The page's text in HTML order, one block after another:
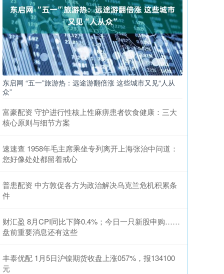
东启网 “五一”旅游热：远途游翻倍涨 这些城市又见“人从
众”
富豪配资 守护进行性核上性麻痹患者饮食健康：三大
核心原则与细节方案
速速查 1958年毛主席乘坐专列离开上海张治中问道：
您好像处处都留着戒心
普患配资 中方敦促各方为政治解决乌克兰危机积累条
件
财汇盈 8月CPI同比下降0.4%；今日一只新股申购……
盘前重要消息还有这些
丰泰优配 1月5日沪镍期货收盘上涨057%，报134100
元